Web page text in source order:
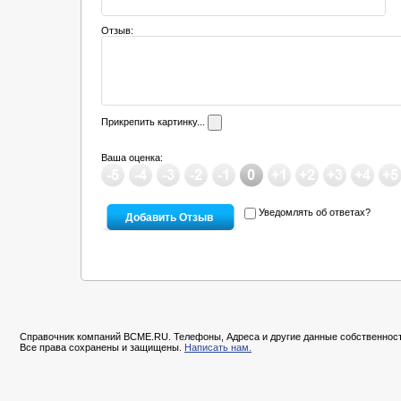
Отзыв:
Прикрепить картинку...
Ваша оценка:
Уведомлять об ответах?
Справочник компаний BCME.RU. Телефоны, Адреса и другие данные
Все права сохранены и защищены. Написать нам.